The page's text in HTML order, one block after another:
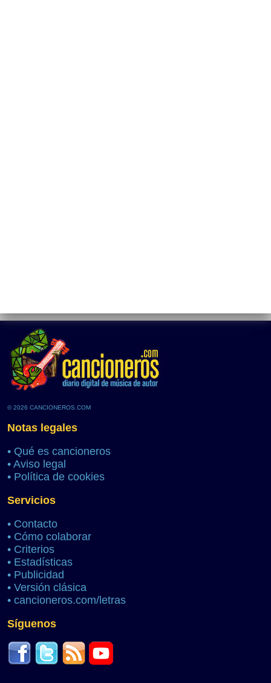
© 2026 CANCIONEROS.COM
Notas legales
• Qué es cancioneros
• Aviso legal
• Política de cookies
Servicios
• Contacto
• Cómo colaborar
• Criterios
• Estadísticas
• Publicidad
• Versión clásica
• cancioneros.com/letras
Síguenos